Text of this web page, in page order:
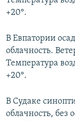
+20°.
В Евпатории
облачность.
Температура
+20°.
В Судаке
облачность, без